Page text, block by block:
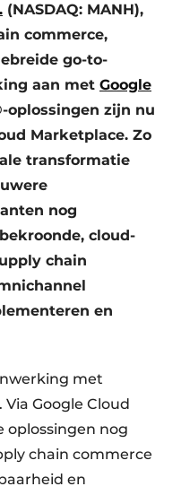
(NASDAQ: MANH),
commerce,
go-to-
aan met Google
oplossingen zijn nu
Marketplace. Zo
transformatie
nog
cloud-
chain
en
met
Google Cloud
oplossingen nog
chain commerce
en